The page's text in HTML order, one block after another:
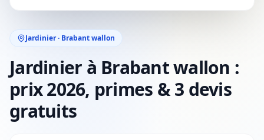
Jardinier · Brabant wallon
Jardinier à Brabant wallon :
prix 2026, primes & 3 devis
gratuits